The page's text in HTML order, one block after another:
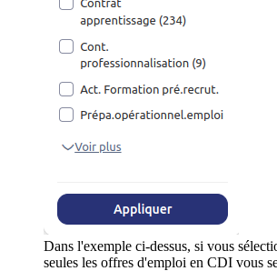
Dans l'exemple ci-dessus, si vous
seules les offres d'emploi en CDI vous